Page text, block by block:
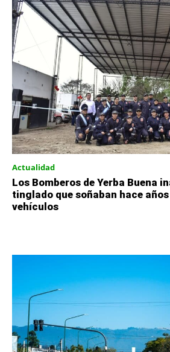
Actualidad
Los Bomberos de Yerba Buena
tinglado que soñaban hace
vehículos